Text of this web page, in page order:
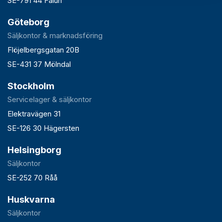
Göteborg
Säljkontor & marknadsföring
Flöjelbergsgatan 20B
SE-431 37 Mölndal
Stockholm
Servicelager & säljkontor
Elektravägen 31
SE-126 30 Hägersten
Helsingborg
Säljkontor
SE-252 70 Råå
Huskvarna
Säljkontor